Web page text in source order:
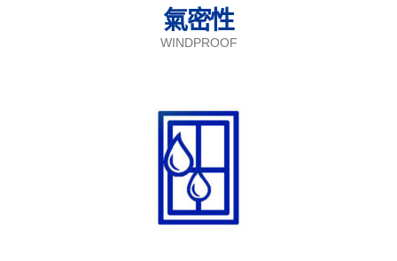
氣密性
WINDPROOF